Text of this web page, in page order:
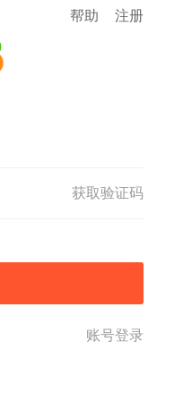
帮助 注册
获取验证码
账号登录